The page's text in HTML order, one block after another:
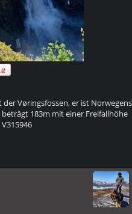
Vøringsfossen, er ist Norwegens
183m mit einer Freifallhöhe